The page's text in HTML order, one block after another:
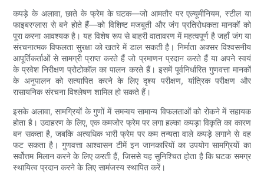
कपड़े के अलावा, छाते के फ्रेम के घटक—जो आमतौर पर एल्यूमीनियम, स्टील या
फाइबरग्लास से बने होते हैं—को विशिष्ट मजबूती और जंग प्रतिरोधकता मानकों को
पूरा करना आवश्यक है। यह विशेष रूप से बाहरी वातावरण में महत्वपूर्ण है जहाँ जंग या
संरचनात्मक विफलता सुरक्षा को खतरे में डाल सकती है। निर्माता अक्सर विश्वसनीय
आपूर्तिकर्ताओं से सामग्री प्राप्त करते हैं जो प्रमाणन प्रदान करते हैं या अपने स्वयं
के प्रवेश निरीक्षण प्रोटोकॉल का पालन करते हैं। इसमें पूर्वनिर्धारित गुणवत्ता मानकों
के अनुपालन को सत्यापित करने के लिए दृश्य परीक्षण, यांत्रिक परीक्षण और
रासायनिक संरचना विश्लेषण शामिल हो सकते हैं।
इसके अलावा, सामग्रियों के गुणों में समन्वय सामान्य विफलताओं को रोकने में सहायक
होता है। उदाहरण के लिए, एक कमजोर फ्रेम पर लगा हल्का कपड़ा विकृति का कारण
बन सकता है, जबकि अत्यधिक भारी फ्रेम पर कम तन्यता वाले कपड़े लगाने से वह
फट सकता है। गुणवत्ता आश्वासन टीमें इन जानकारियों का उपयोग सामग्रियों का
सर्वोत्तम मिलान करने के लिए करती हैं, जिससे यह सुनिश्चित होता है कि घटक समग्र
स्थायित्व प्रदान करने के लिए सामंजस्य स्थापित करें।